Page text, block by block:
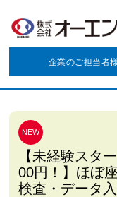
企業のご担当者
NEW
【未経験スタ
00円！】ほぼ
検査・データ